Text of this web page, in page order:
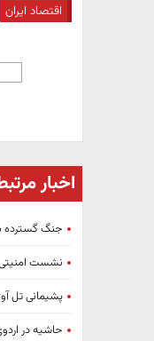
اقتصاد ایران
اخبار
جنگ گسترده
نشست امنیتی
پشیمانی تل
حاشیه در